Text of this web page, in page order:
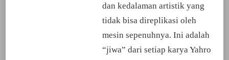
dan kedalaman artistik yang
tidak bisa direplikasi oleh
mesin sepenuhnya. Ini adalah
“jiwa” dari setiap karya Yahro